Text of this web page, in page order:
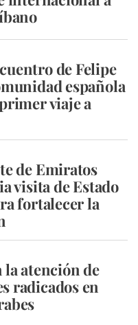
de Felipe
española
viaje a
de Emiratos
visita de Estado
fortalecer la
atención de
radicados en